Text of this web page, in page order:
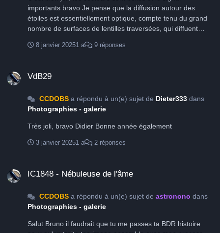
importants bravo Je pense que la diffusion autour des
étoiles est essentiellement optique, compte tenu du grand
nombre de surfaces de lentilles traversées, qui diffuent
phénomène est accentuée par l'angle du rayon lumineux lié
hyperstar F/D = 2,06 de mon observatoire, la diffusion des
comme Alnitak
8 janvier 20251 a 9 réponses
VdB29
CCDOBSa répondu à un(e) sujet de Dieter333dans
Photographies - galerie
Très joli, bravo Didier Bonne année également
3 janvier 20251 a 2 réponses
IC1848 - Nébuleuse de l'âme
CCDOBSa répondu à un(e) sujet de astronono dans
Photographies - galerie
Salut Bruno il faudrait que tu me passes ta BDR histoire